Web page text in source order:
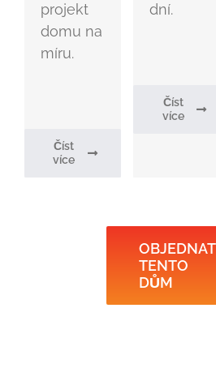
projekt
domu na
míru.
Číst
více
dní.
Číst
více
OBJEDNAT
TENTO
DŮM